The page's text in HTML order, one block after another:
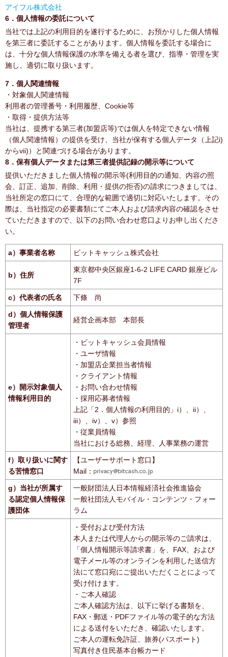
アイフル株式会社
6．個人情報の委託について
当社では上記の利用目的を遂行するために、お預かりした個人情報
を第三者に委託することがあります。個人情報を委託する場合に
は、十分な個人情報保護の水準を備える者を選び、指導・管理を実
施し、適切に取り扱います。
7．個人関連情報
・対象個人関連情報
利用者の管理番号・利用履歴、Cookie等
・取得・提供方法等
当社は、提携する第三者(加盟店等)では個人を特定できない情報
（個人関連情報）の提供を受け、当社が保有する個人データ（上記i)
からvii)）と関連づける場合があります。
8．保有個人データまたは第三者提供記録の開示等について
提供いただきました個人情報の開示等(利用目的の通知、内容の照
会、訂正、追加、削除、利用・提供の拒否)の請求につきましては、
当社所定の窓口にて、合理的な範囲で適切に対応いたします。その
際は、当社指定の必要書類にてご本人および請求内容の確認をさせ
ていただきますので、以下のお問い合わせ窓口よりお申し出くださ
い。
a）事業者名称 ビットキャッシュ株式会社
b）住所
東京都中央区銀座1-6-2 LIFE CARD 銀座ビル
7F
c）代表者の氏名 下條 尚
d）個人情報保護
管理者
経営企画本部 本部長
e）開示対象個人
情報利用目的
・ビットキャッシュ会員情報
・ユーザ情報
・加盟店企業担当者情報
・クライアント情報
・お問い合わせ情報
・採用応募者情報
上記「2．個人情報の利用目的」i）、ii）、
iii）、iv）、v）参照
・従業員情報
当社における総務、経理、人事業務の運営
f）取り扱いに関す
る苦情窓口
【ユーザーサポート窓口】
Mail：
g）当社が所属す
る認定個人情報保
護団体
一般財団法人日本情報経済社会推進協会
一般社団法人モバイル・コンテンツ・フォー
ラム
・受付および受付方法
本人または代理人からの開示等のご請求は、
「個人情報開示等請求書」を、FAX、および
電子メール等のオンラインを利用した送信方
法にて窓口宛にご提出いただくことによって
受け付けます。
・ご本人確認
ご本人確認方法は、以下に挙げる書類を、
FAX・郵送・PDFファイル等の電子的な方法
による送付をいただき、確認いたします。
ご本人の運転免許証、旅券(パスポート)
写真付き住民基本台帳カード